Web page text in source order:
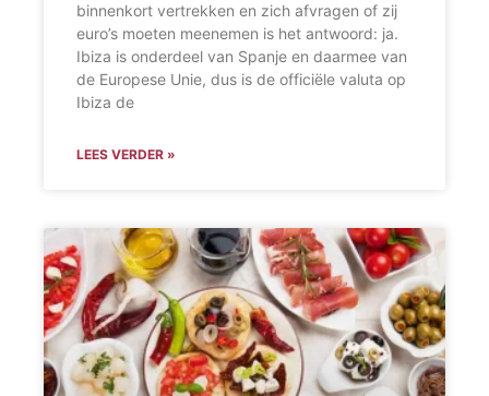
binnenkort vertrekken en zich afvragen of zij
euro’s moeten meenemen is het antwoord: ja.
Ibiza is onderdeel van Spanje en daarmee van
de Europese Unie, dus is de officiële valuta op
Ibiza de
LEES VERDER »